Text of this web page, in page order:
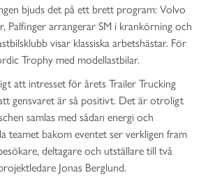
bjuds det på ett brett program: Volvo
Palfinger arrangerar SM i krankörning och
visar klassiska arbetshästar. För
Trophy med modellastbilar.
att intresset för årets Trailer Trucking
gensvaret är så positivt. Det är otroligt
samlas med sådan energi och
teamet bakom eventet ser verkligen fram
deltagare och utställare till två
Jonas Berglund.